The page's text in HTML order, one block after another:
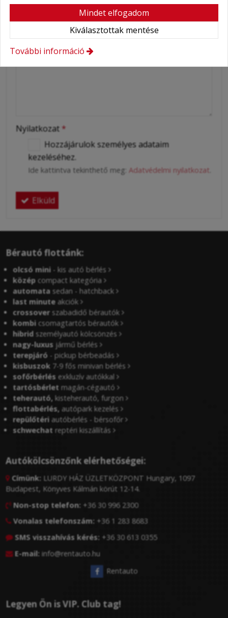
-
Nyilatkozat *
Hozzájárulok személyes adataim
kezeléséhez.
Ide kattintva tekinthető meg: Adatvédelmi nyilatkozat
Elküld
Bérautó flottánk:
olcsó mini - kis autó bérlés
közép compact kategória
automata sedan - hatchback
last minute akciók
crossover szabadidő bérautók
kombi csomagtartós bérautók
hibrid személyautó kölcsönzés
nagy-luxus jármű bérlés
terepjáró - pickup bérbeadás
kisbuszok 7-9 fős minivan bérlés
sofőrbérlés exkluzív autókkal
tartósbérlet magán-cégautó
teherautó, kisteherautó, furgon
flottabérlés, autópark kezelés
repülőtéri autóbérlés - bérsofőr
schwechat reptéri kiszállítás
Autókölcsönzőnk elérhetőségei:
 Címünk: LURDY HÁZ ÜZLETKÖZPONT Hungary, 1097
Budapest, Könyves Kálmán körút 12-14.
 Non-stop telefon: +36 30 996 2300
 Vonalas telefonszám: +36 1 283 8683
 SMS visszahívás kérés: +36 30 613 0355
 E-mail: info@rentauto.hu
Rentauto
Legyen Ön is VIP. Club tag!
Mindet elfogadom
Kiválasztottak mentése
További információ